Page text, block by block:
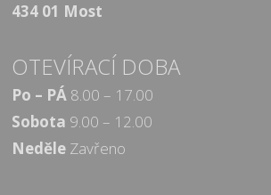
434 01 Most
OTEVÍRACÍ DOBA
Po – PÁ 8.00 – 17.00
Sobota 9.00 – 12.00
Neděle Zavřeno